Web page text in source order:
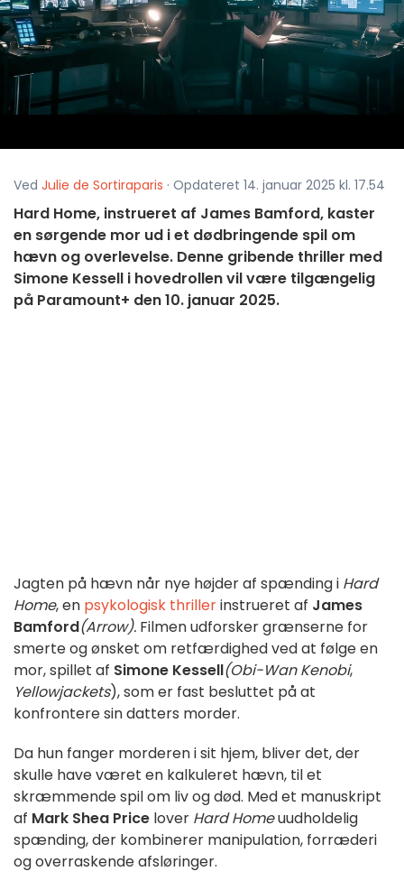
Ved Julie de Sortiraparis · Opdateret 14. januar 2025 kl. 17.54
Hard Home, instrueret af James Bamford, kaster
en sørgende mor ud i et dødbringende spil om
hævn og overlevelse. Denne gribende thriller med
Simone Kessell i hovedrollen vil være tilgængelig
på Paramount+ den 10. januar 2025.
Jagten på hævn når nye højder af spænding i Hard
Home, en psykologisk thrillerinstrueret af James
Bamford(Arrow). Filmen udforsker grænserne for
smerte og ønsket om retfærdighed ved at følge en
mor, spillet af Simone Kessell(Obi-Wan Kenobi,
Yellowjackets), som er fast besluttet på at
konfrontere sin datters morder.
Da hun fanger morderen i sit hjem, bliver det, der
skulle have været en kalkuleret hævn, til et
skræmmende spil om liv og død. Med et manuskript
af Mark Shea Price lover Hard Homeuudholdelig
spænding, der kombinerer manipulation, forræderi
og overraskende afsløringer.